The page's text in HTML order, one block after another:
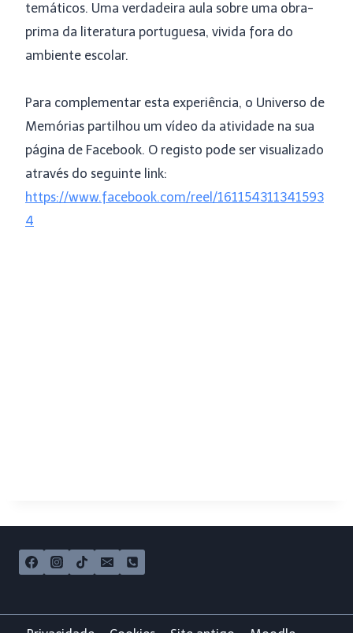
temáticos. Uma verdadeira aula sobre uma obra-
prima da literatura portuguesa, vivida fora do
ambiente escolar.
Para complementar esta experiência, o Universo de
Memórias partilhou um vídeo da atividade na sua
página de Facebook. O registo pode ser visualizado
através do seguinte link:
https://www.facebook.com/reel/161154311341593
4